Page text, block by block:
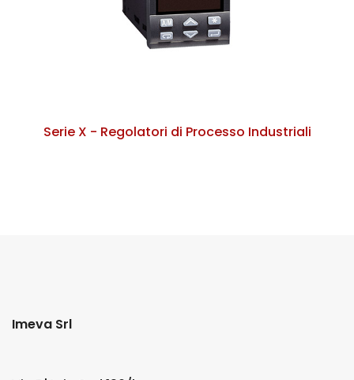
Serie X - Regolatori di Processo Industriali
Imeva Srl